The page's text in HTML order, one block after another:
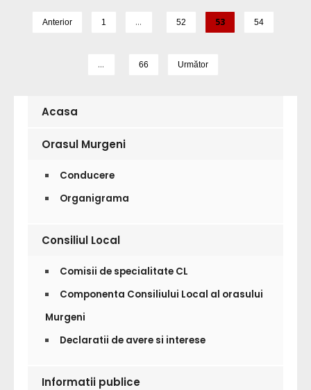
Anterior 1 … 52 53 54
… 66 Următor
Acasa
Orasul Murgeni
Conducere
Organigrama
Consiliul Local
Comisii de specialitate CL
Componenta Consiliului Local al orasului
Murgeni
Declaratii de avere si interese
Informatii publice